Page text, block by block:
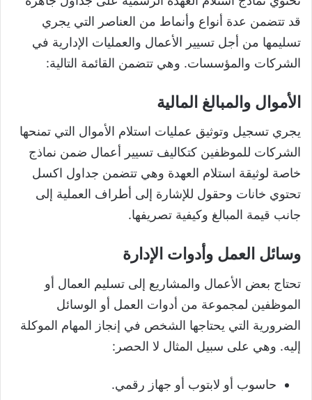
قد تتضمن عدة أنواع وأنماط من العناصر التي يجري
تسليمها من أجل تسيير الأعمال والعمليات الإدارية في
الشركات والمؤسسات. وهي تتضمن القائمة التالية:
الأموال والمبالغ المالية
يجري تسجيل وتوثيق عمليات استلام الأموال التي تمنحها
الشركات للموظفين كتكاليف تسيير أعمال ضمن نماذج
خاصة لوثيقة استلام العهدة وهي تتضمن جداول اكسل
تحتوي خانات وحقول للإشارة إلى أطراف العملية إلى
جانب قيمة المبالغ وكيفية تصريفها.
وسائل العمل وأدوات الإدارة
تحتاج بعض الأعمال والمشاريع إلى تسليم العمال أو
الموظفين لمجموعة من أدوات العمل أو الوسائل
الضرورية التي يحتاجها الشخص في إنجاز المهام الموكلة
إليه. وهي على سبيل المثال لا الحصر:
حاسوب أو لابتوب أو جهاز رقمي.